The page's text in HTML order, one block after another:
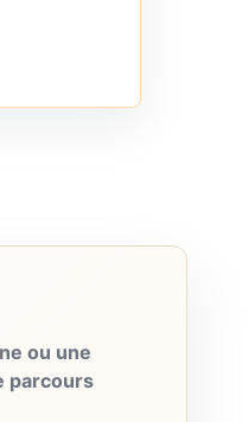
ou une
parcours